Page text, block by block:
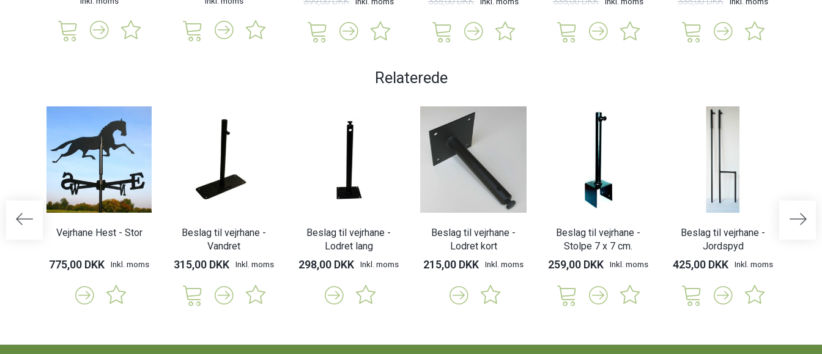
Relaterede
Vejrhane Hest - Stor
775,00 DKK Inkl. moms
Beslag til vejrhane -
Vandret
315,00 DKK Inkl. moms
Beslag til vejrhane -
Lodret lang
298,00 DKK Inkl. moms
Beslag til vejrhane -
Lodret kort
215,00 DKK Inkl. moms
Beslag til vejrhane -
Stolpe 7 x 7 cm.
259,00 DKK Inkl. moms
Beslag til vejrhane -
Jordspyd
425,00 DKK Inkl. moms